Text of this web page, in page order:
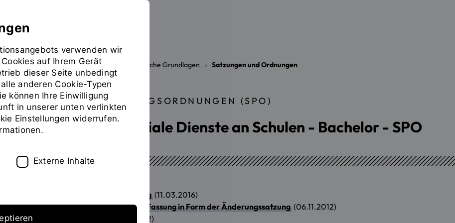
Sie
befinden
sich
auf
der
Seite
"Soziale
-
Soziale
-
Bachelor"
Die OTH Organisation Rechtliche Grundlagen Satzungen und Ordnungen
STUDIEN- UND PRÜFUNGSORDNUNGEN (SPO)
Soziale Arbeit - Soziale Dienste an Schulen - Bachelor - SPO
Studien- und Prüfungsordnung (11.03.2016)
Konsolidierte (nicht amtliche) Fassung in Form der Änderungssatzung (06.11.2012)
(06.11.2012)
verwenden wir
auf Ihrem Gerät
dieser Seite unbedingt
anderen Cookie-Typen
können Ihre Einwilligung
in unserer unten verlinkten
Einstellungen widerrufen.
Externe Inhalte